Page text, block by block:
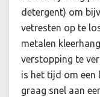
detergent) om
vetresten op te
metalen
verstopping te
is het tijd om een
graag snel aan